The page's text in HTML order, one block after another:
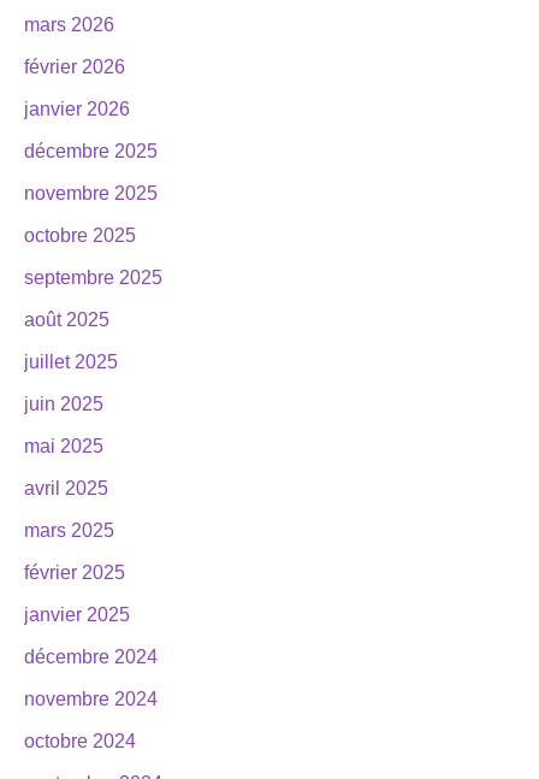
mars 2026
février 2026
janvier 2026
décembre 2025
novembre 2025
octobre 2025
septembre 2025
août 2025
juillet 2025
juin 2025
mai 2025
avril 2025
mars 2025
février 2025
janvier 2025
décembre 2024
novembre 2024
octobre 2024